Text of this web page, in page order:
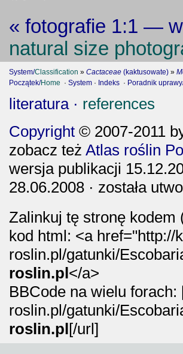
« fotografie 1:1 —
natural size
System/Classification » Cactaceae (kaktusowate) »
Początek/Home ·System · Indeks · Poradnik
literatura · references
Copyright © 2007-2011
zobacz teżAtlas roślin
wersja publikacji
28.06.2008 · została
Zalinkuj tę stronę kodem
kod html: <a href="http://
roslin.pl/gatunki/
roslin.pl</a>
BBCode na wielu
roslin.pl/gatunki/
roslin.pl[/url]